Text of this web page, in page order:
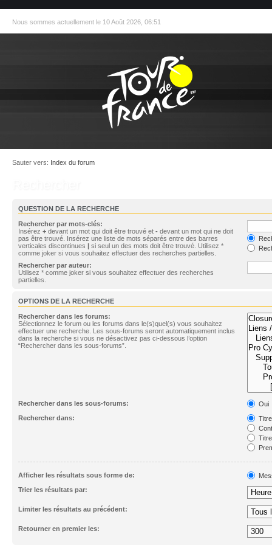
Nous sommes actuellement le 10 Août 2026, 06:51
Sauter vers: Index du forum
QUESTION DE LA RECHERCHE
Rechercher par mots-clés:
Insérez + devant un mot qui doit être trouvé et - devant un mot qui ne doit
pas être trouvé. Insérez une liste de mots séparés entre des barres
verticales discontinues | si seul un des mots doit être trouvé. Utilisez *
comme joker si vous souhaitez effectuer des recherches partielles.
Rechercher par auteur:
Utilisez * comme joker si vous souhaitez effectuer des recherches
partielles.
OPTIONS DE LA RECHERCHE
Rechercher dans les forums:
Sélectionnez le forum ou les forums dans le(s)quel(s) vous souhaitez
effectuer une recherche. Les sous-forums seront automatiquement inclus
dans la recherche si vous ne désactivez pas ci-dessous l’option
“Rechercher dans les sous-forums”.
Rechercher dans les sous-forums:
Oui
Rechercher dans:
Afficher les résultats sous forme de:
Trier les résultats par:
Limiter les résultats au précédent:
Retourner en premier les: